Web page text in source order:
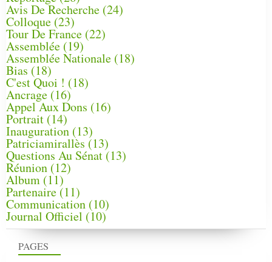
PAGES
Avis De Recherche (24)
Colloque (23)
Tour De France (22)
Assemblée (19)
Assemblée Nationale (18)
Bias (18)
C'est Quoi ! (18)
Ancrage (16)
Appel Aux Dons (16)
Portrait (14)
Inauguration (13)
Patriciamirallès (13)
Questions Au Sénat(13)
Réunion (12)
Album (11)
Partenaire(11)
Communication (10)
Journal Officiel (10)